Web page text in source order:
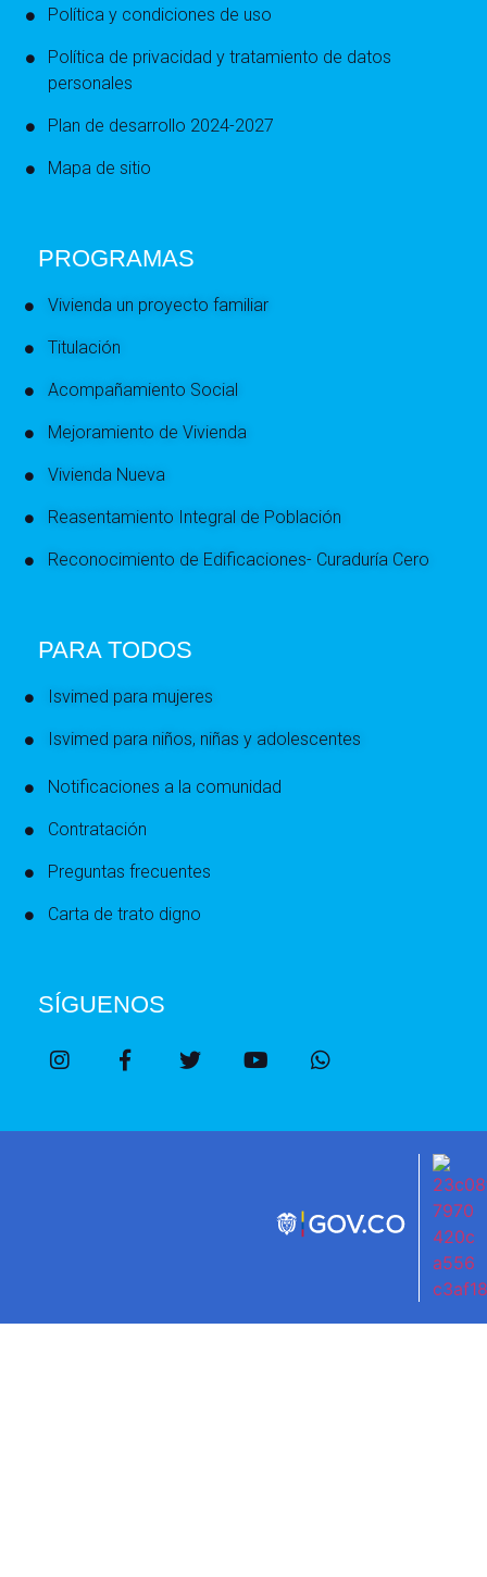
Política y condiciones de uso
Política de privacidad y tratamiento de datos
personales
Plan de desarrollo 2024-2027
Mapa de sitio
PROGRAMAS
Vivienda un proyecto familiar
Titulación
Acompañamiento Social
Mejoramiento de Vivienda
Vivienda Nueva
Reasentamiento Integral de Población
Reconocimiento de Edificaciones- Curaduría Cero
PARA TODOS
Isvimed para mujeres
Isvimed para niños, niñas y adolescentes
Notificaciones a la comunidad
Contratación
Preguntas frecuentes
Carta de trato digno
SÍGUENOS